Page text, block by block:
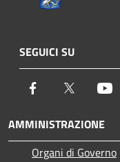
SEGUICI SU
Facebook Twitter
AMMINISTRAZIONE
Organi di Governo